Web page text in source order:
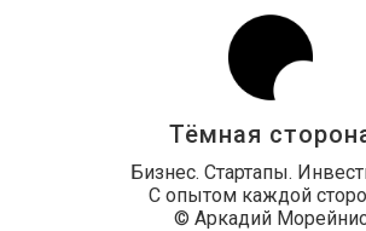
Тёмная
Бизнес. Стартапы.
С опытом каждой
© Аркадий